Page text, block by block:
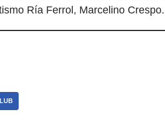
Ría Ferrol, Marcelino Crespo.